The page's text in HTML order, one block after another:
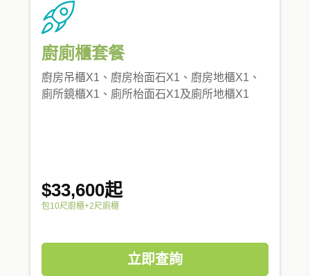
廚廁櫃套餐
廚房吊櫃X1、廚房枱面石X1、廚房地櫃X1、
廁所鏡櫃X1、廁所枱面石X1及廁所地櫃X1
$33,600起
包10尺廚櫃+2尺廁櫃
立即查詢